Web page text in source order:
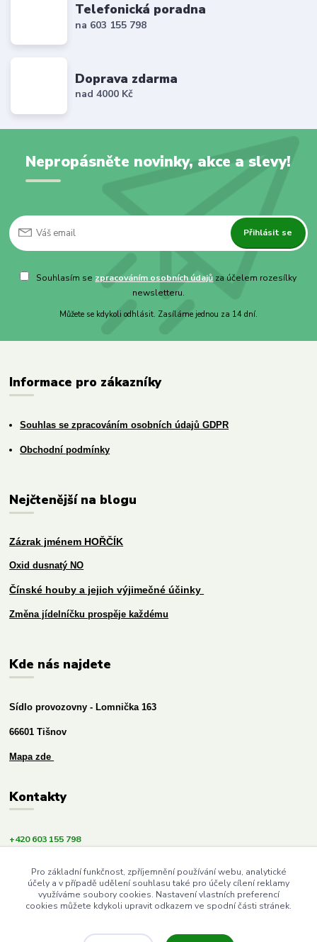
Telefonická poradna
na 603 155 798
Doprava zdarma
nad 4000 Kč
Nepropásněte novinky, akce a slevy!
Přihlásit se
Souhlasím se zpracováním osobních údajů za účelem rozesílky
newsletteru.
Můžete se kdykoli odhlásit. Zasíláme jednou za 14 dní.
Informace pro zákazníky
Souhlas se zpracováním osobních údajů GDPR
Obchodní podmínky
Nejčtenější na blogu
Zázrak jménem HOŘČÍK
Oxid dusnatý NO
Čínské houby a jejich výjimečné účinky
Změna jídelníčku prospěje každému
Kde nás najdete
Sídlo provozovny - Lomnička 163
66601 Tišnov
Mapa zde
Kontakty
+420 603 155 798
info@budemezdravi.cz
Pro základní funkčnost, zpříjemnění používání webu, analytické
účely a v případě udělení souhlasu také pro účely cílení reklamy
využíváme soubory cookies. Nastavení vlastních preferencí
cookies můžete kdykoli upravit odkazem ve spodní části stránek.